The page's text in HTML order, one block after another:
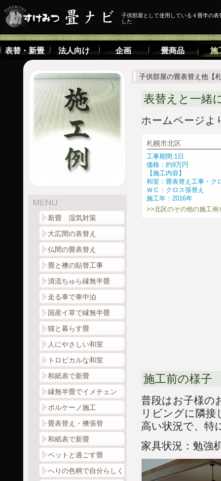
子供部屋として使用している４畳半の
した
表替・新畳 法人向け 企画 畳商品 施
子供部屋の畳表替え他【
表替えと一緒
ホームページよ
札幌市北区
工事期間:1日
価格：約9万円
【施工内容】
和室：畳表替え工事・ク
ＷＣ：クロス張替え
施工年：2016年
>>北区のその他の施工例
施工前の様子
普段はお子様の
リビングに隣
高い状況で、特
家具状況：勉強
新畳 湿気対策
大広間の表替え
仏間の畳表替え
畳と襖の貼替工事
清流ちゅら縁無半畳
走る車で車中泊
国産イ草で縁無半畳
猫と暮らす畳
人にやさしい和室
トロピカルな和室
和紙表で新畳
縁無半畳でイメチェン
ボルケーノ施工
畳表替え・襖張替
和紙表で新畳
ペットと過ごす畳
へりの色柄で自分らしく